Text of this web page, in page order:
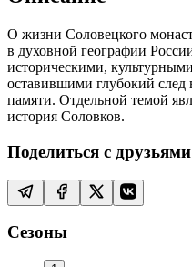
О жизни Соловецкого
в духовной географии
историческими,
оставившими глубокий
памяти. Отдельной темой
история Соловков.
Поделиться с друзьями
Сезоны